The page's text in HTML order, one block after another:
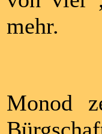
mehr.
Monod